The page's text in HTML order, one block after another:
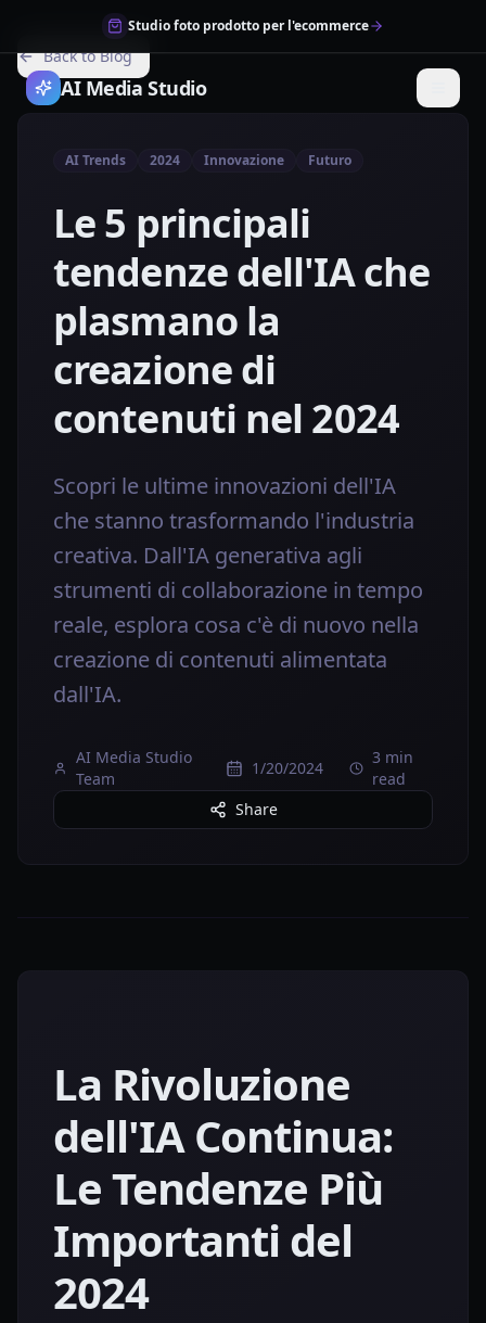
Studio foto prodotto per l'ecommerce
AI Media Studio
Back to Blog
AI Trends 2024 Innovazione Futuro
Le 5 principali
tendenze dell'IA che
plasmano la
creazione di
contenuti nel 2024
Scopri le ultime innovazioni dell'IA
che stanno trasformando l'industria
creativa. Dall'IA generativa agli
strumenti di collaborazione in tempo
reale, esplora cosa c'è di nuovo nella
creazione di contenuti alimentata
dall'IA.
AI Media Studio
Team
1/20/2024
3 min
read
Share
La Rivoluzione
dell'IA Continua:
Le Tendenze Più
Importanti del
2024